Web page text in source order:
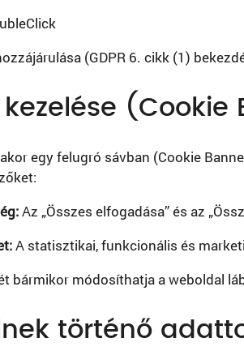
(GDPR 6. cikk (1)
(Cookie
egy felugró sávban (Cookie
Az „Összes elfogadása” és az
A statisztikai, funkcionális és
bármikor módosíthatja a weboldal
történő